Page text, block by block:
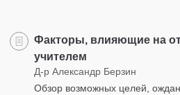
Факторы, влияющие на
учителем
Д-р Александр Берзин
Обзор возможных целей,